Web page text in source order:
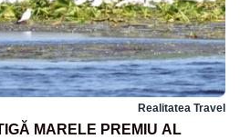
Realitatea Travel
MARELE PREMIU AL